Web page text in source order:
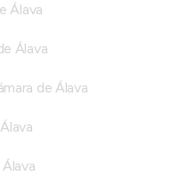
Álava
Álava
de Álava